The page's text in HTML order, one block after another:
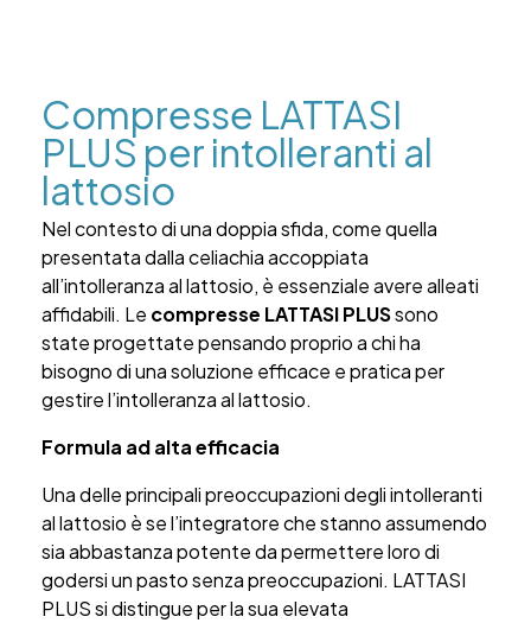
Compresse LATTASI
PLUS per intolleranti al
lattosio
Nel contesto di una doppia sfida, come quella
presentata dalla celiachia accoppiata
all’intolleranza al lattosio, è essenziale avere alleati
affidabili. Le compresse LATTASI PLUSsono
state progettate pensando proprio a chi ha
bisogno di una soluzione efficace e pratica per
gestire l’intolleranza al lattosio.
Formula ad alta efficacia
Una delle principali preoccupazioni degli intolleranti
al lattosio è se l’integratore che stanno assumendo
sia abbastanza potente da permettere loro di
godersi un pasto senza preoccupazioni. LATTASI
PLUS si distingue per la sua elevata